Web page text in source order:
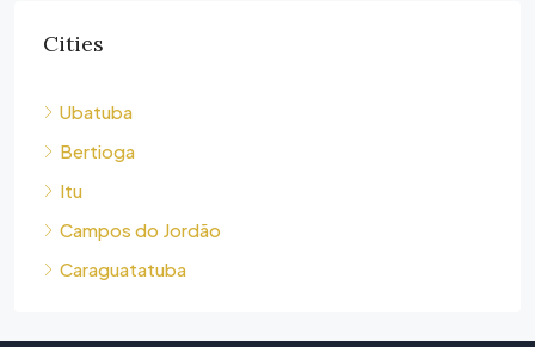
Cities
Ubatuba
Bertioga
Itu
Campos do Jordão
Caraguatatuba